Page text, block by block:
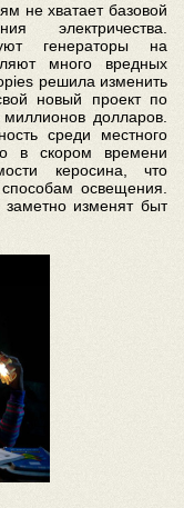
не хватает базовой
электричества.
генераторы на
много вредных
решила изменить
новый проект по
долларов.
среди местного
в скором времени
керосина, что
освещения.
изменят быт